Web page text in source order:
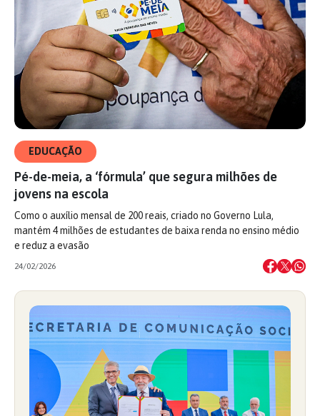
EDUCAÇÃO
Pé-de-meia, a ‘fórmula’ que segura milhões de
jovens na escola
Como o auxílio mensal de 200 reais, criado no Governo Lula,
mantém 4 milhões de estudantes de baixa renda no ensino médio
e reduz a evasão
24/02/2026